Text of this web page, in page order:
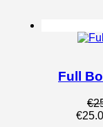
Full
€